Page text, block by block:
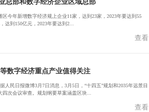
总部和数字经济企业区域总部
今年新增数字经济规上企业11家，达到23家，2023年要达到55
达到150亿元，2023年要达到2...
查看
数字经济重点产业值得关注
人民日报微博3月7日消息，3月5日，“十四五”规划和2035年远景目
次会议审查。规划纲要草案涵盖区块...
查看